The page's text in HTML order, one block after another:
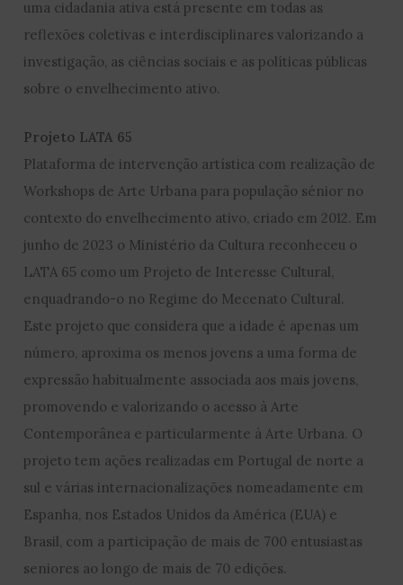
uma cidadania ativa está presente em todas as
reflexões coletivas e interdisciplinares valorizando a
investigação, as ciências sociais e as políticas públicas
sobre o envelhecimento ativo.
Projeto LATA 65
Plataforma de intervenção artística com realização de
Workshops de Arte Urbana para população sénior no
contexto do envelhecimento ativo, criado em 2012. Em
junho de 2023 o Ministério da Cultura reconheceu o
LATA 65 como um Projeto de Interesse Cultural,
enquadrando-o no Regime do Mecenato Cultural.
Este projeto que considera que a idade é apenas um
número, aproxima os menos jovens a uma forma de
expressão habitualmente associada aos mais jovens,
promovendo e valorizando o acesso à Arte
Contemporânea e particularmente à Arte Urbana. O
projeto tem ações realizadas em Portugal de norte a
sul e várias internacionalizações nomeadamente em
Espanha, nos Estados Unidos da América (EUA) e
Brasil, com a participação de mais de 700 entusiastas
seniores ao longo de mais de 70 edições.